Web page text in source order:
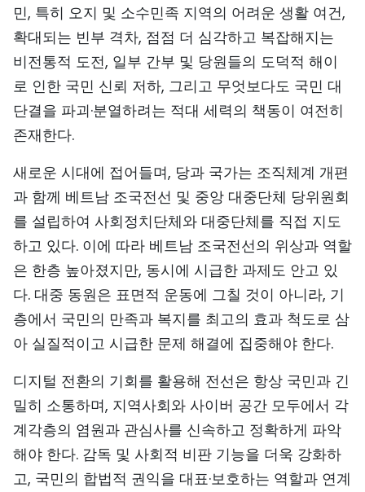
민, 특히 오지 및 소수민족 지역의 어려운 생활 여건,
확대되는 빈부 격차, 점점 더 심각하고 복잡해지는
비전통적 도전, 일부 간부 및 당원들의 도덕적 해이
로 인한 국민 신뢰 저하, 그리고 무엇보다도 국민 대
단결을 파괴·분열하려는 적대 세력의 책동이 여전히
존재한다.
새로운 시대에 접어들며, 당과 국가는 조직체계 개편
과 함께 베트남 조국전선 및 중앙 대중단체 당위원회
를 설립하여 사회정치단체와 대중단체를 직접 지도
하고 있다. 이에 따라 베트남 조국전선의 위상과 역할
은 한층 높아졌지만, 동시에 시급한 과제도 안고 있
다. 대중 동원은 표면적 운동에 그칠 것이 아니라, 기
층에서 국민의 만족과 복지를 최고의 효과 척도로 삼
아 실질적이고 시급한 문제 해결에 집중해야 한다.
디지털 전환의 기회를 활용해 전선은 항상 국민과 긴
밀히 소통하며, 지역사회와 사이버 공간 모두에서 각
계각층의 염원과 관심사를 신속하고 정확하게 파악
해야 한다. 감독 및 사회적 비판 기능을 더욱 강화하
고, 국민의 합법적 권익을 대표·보호하는 역할과 연계